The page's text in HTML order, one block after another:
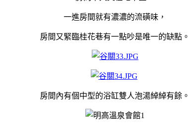
一進房間就有濃濃的流磺味，
房間又緊臨桂花巷有一點吵是唯一的缺點。
房間內有個中型的浴缸雙人泡湯綽綽有餘。